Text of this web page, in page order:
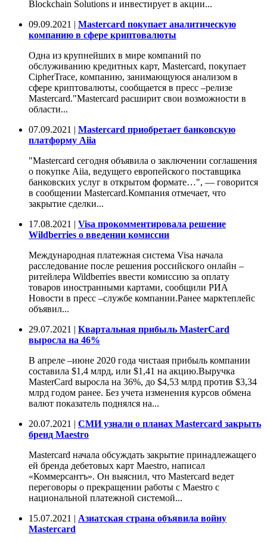
Blockchain Solutions и инвестирует в акции...
09.09.2021 | Mastercard покупает аналитическую
компанию в сфере криптовалюты
Одна из крупнейших в мире компаний по
обслуживанию кредитных карт, Mastercard, покупает
CipherTrace, компанию, занимающуюся анализом в
сфере криптовалюты, сообщается в пресс –релизе
Mastercard."Mastercard расширит свои возможности в
области...
07.09.2021 | Mastercard приобретает банковскую
платформу Aiia
"Mastercard сегодня объявила о заключении соглашения
о покупке Aiia, ведущего европейского поставщика
банковских услуг в открытом формате…", — говорится
в сообщении Mastercard.Компания отмечает, что
закрытие сделки...
17.08.2021 | Visa прокомментировала решение
Wildberries о введении комиссии
Международная платежная система Visa начала
расследование после решения российского онлайн –
ритейлера Wildberries ввести комиссию за оплату
товаров иностранными картами, сообщили РИА
Новости в пресс –службе компании.Ранее марктеплейс
объявил...
29.07.2021 | Квартальная прибыль MasterCard
выросла на 46%
В апреле –июне 2020 года чистаая прибыль компании
составила $1,4 млрд, или $1,41 на акцию.Выручка
MasterCard выросла на 36%, до $4,53 млрд против $3,34
млрд годом ранее. Без учета изменения курсов обмена
валют показатель поднялся на...
20.07.2021 | СМИ узнали о планах Mastercard закрыть
бренд Maestro
Mastercard начала обсуждать закрытие принадлежащего
ей бренда дебетовых карт Maestro, написал
«Коммерсантъ». Он выяснил, что Mastercard ведет
переговоры о прекращении работы с Maestro с
национальной платежной системой...
15.07.2021 | Азиатская страна объявила войну
Mastercard